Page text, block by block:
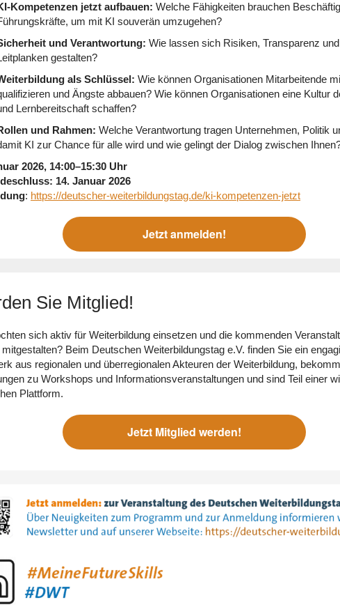
Kompetenzen jetzt aufbauen: Welche Fähigkeiten brauchen
um mit KI souverän umzugehen?
und Verantwortung: Wie lassen sich Risiken, Transparenz
gestalten?
als Schlüssel: Wie können Organisationen Mitarbeitende
und Ängste abbauen? Wie können Organisationen eine Kultur
Lernbereitschaft schaffen?
und Rahmen: Welche Verantwortung tragen Unternehmen, Politik
KI zur Chance für alle wird und wie gelingt der Dialog zwischen
2026, 14:00–15:30 Uhr
14. Januar 2026
: https://deutscher-weiterbildungstag.de/ki-kompetenzen-jetzt
Jetzt anmelden!
Sie Mitglied!
sich aktiv für Weiterbildung einsetzen und die kommenden
mitgestalten? Beim Deutschen Weiterbildungstag e.V. finden Sie ein
aus regionalen und überregionalen Akteuren der Weiterbildung,
zu Workshops und Informationsveranstaltungen und sind Teil einer
Plattform.
Jetzt Mitglied werden!